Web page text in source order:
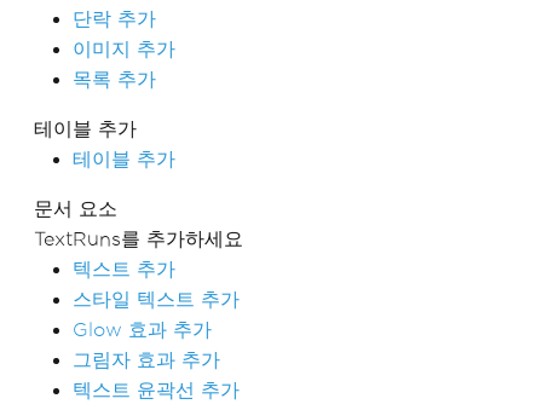
단락 추가
이미지 추가
목록 추가
테이블 추가
테이블 추가
문서 요소
TextRuns를 추가하세요
텍스트 추가
스타일 텍스트 추가
Glow 효과 추가
그림자 효과 추가
텍스트 윤곽선 추가